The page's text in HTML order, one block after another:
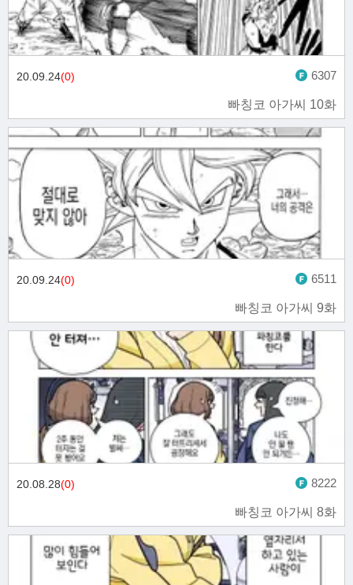
빠칭코 아가씨 10화
20.09.24(0) 6307
빠칭코 아가씨 9화
20.09.24(0) 6511
빠칭코 아가씨 8화
20.08.28(0) 8222